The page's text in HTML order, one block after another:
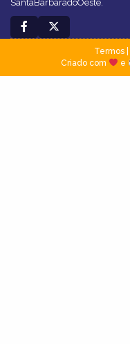
SantaBárbaradoOeste.
Termos|
Criado com
e